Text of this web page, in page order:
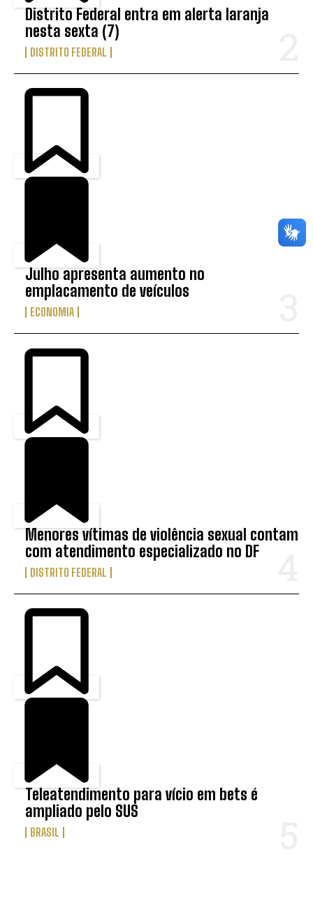
Distrito Federal entra em alerta laranja
nesta sexta (7)
DISTRITO FEDERAL
Julho apresenta aumento no
emplacamento de veículos
ECONOMIA
Menores vítimas de violência sexual contam
com atendimento especializado no DF
DISTRITO FEDERAL
Teleatendimento para vício em bets é
ampliado pelo SUS
BRASIL